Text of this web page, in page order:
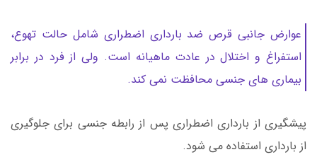
عوارض جانبی قرص ضد بارداری اضطراری شامل حالت تهوع،
استفراغ و اختلال در عادت ماهیانه است. ولی از فرد در برابر
بیماری های جنسی محافظت نمی کند.
پیشگیری از بارداری اضطراری پس از رابطه جنسی برای جلوگیری
از بارداری استفاده می شود.